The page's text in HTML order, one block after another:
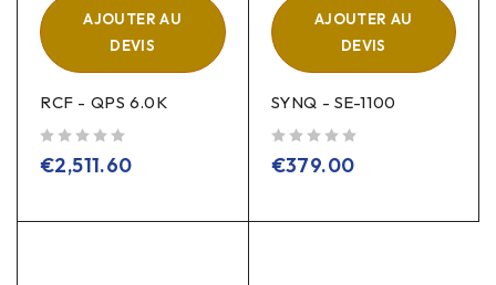
AJOUTER AU
DEVIS
RCF - QPS 6.0K
€2,511.60
AJOUTER AU
DEVIS
SYNQ - SE-1100
€379.00